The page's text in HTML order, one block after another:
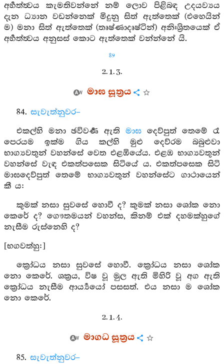
අර්‍හත්ත්‍වය කැමතිවන්නේ නම් ලොව පිළිබඳ උදයව්‍යය
දැන ධ්‍යාන වඩන්නෙක් මිදුනු සිත් ඇත්තෙක් (එහෙයින්
ම) මනා සිත් ඇත්තෙක් (තෘෂ්ණාදෘෂ්ටින්) අනිඃශ්‍රිතයෙක් ඒ
අර්‍හත්ත්‍වය අනුසස් කොට ඇත්තෙක් වන්න්නේ යි.
89
2. 1. 3.
මාඝ සූත්‍රය
84. සැවැත්නුවර–
එකල්හි මනා ඡවිවර්‍ණ ඇතිමාඝ දෙව්පුත් තෙමේ රෑ
පෙරයම ඉක්ම ගිය කල්හි මුළු දෙව්රම බබුළුවා
භාග්‍යවතුන් වහන්සේ වෙත එළඹියේය. එළඹ භාග්‍යවතුන්
වහන්සේ වැඳ එකත්පසෙක සිටියේ ය. එකත්පසෙක සිටි
මාඝදෙව්පුත් තෙමේ භාග්‍යවතුන් වහන්සේට ගාථායෙන්
කී ය:
කුමක් නසා සුවසේ හොවී ද? කුමක් නසා ශෝක නො
කෙරේ ද? ගෞතමයන් වහන්ස, කිනම් එක් දහමක්හුගේ
නැසීම රුස්නෙහි ද?
[භගවත්හු:]
ක්‍රෝධය නසා සුවසේ හොවී. ක්‍රෝධය නසා ශෝක
නො කෙරේ. ශක්‍රය, විෂ වූ මුල ඇති මිහිරි වූ අග ඇති
ක්‍රෝධය නැසීම ආර්‍ය්‍යයෝ පසසත්. එය නසා ම ශෝක
නො කෙරේ.
2. 1. 4.
මාගධ සූත්‍රය
85. සැවැත්නුවර–